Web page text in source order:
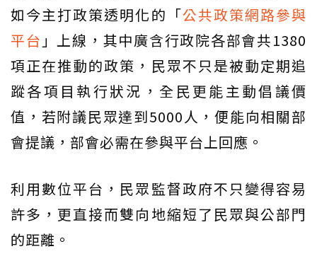
如今主打政策透明化的「公共政策網路參與
平台 」上線，其中廣含行政院各部會共1380
項正在推動的政策，民眾不只是被動定期追
蹤各項目執行狀況，全民更能主動倡議價
值，若附議民眾達到5000人，便能向相關部
會提議，部會必需在參與平台上回應。
利用數位平台，民眾監督政府不只變得容易
許多，更直接而雙向地縮短了民眾與公部門
的距離。